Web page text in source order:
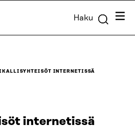
Haku
INTERNETISSÄ
internetissä